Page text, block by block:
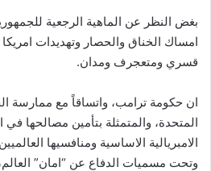
بغض النظر عن الماهية الرجعية
امساك الخناق والحصار وتهديدات
قسري ومتعجرف ومدان.
ان حكومة ترامب، واتساقاً مع ممارسة
المتحدة، والمتمثلة بتأمين مصالحها في
الامبريالية الاساسية ومنافسيها
وتحت مسميات الدفاع عن “امان”